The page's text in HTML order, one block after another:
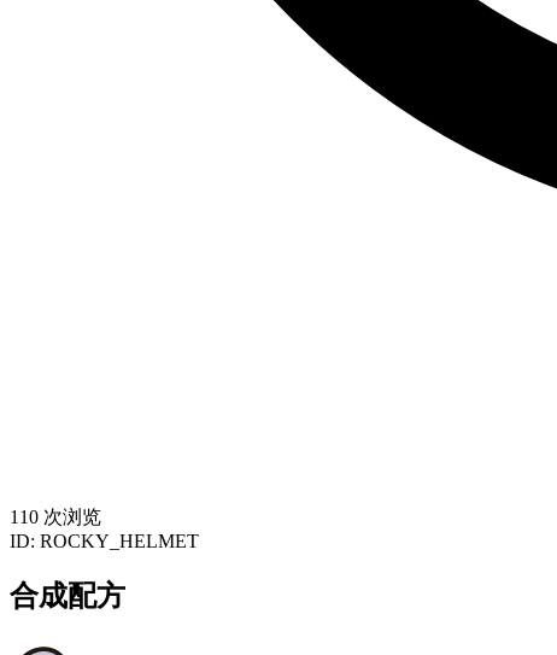
110 次浏览
ID: ROCKY_HELMET
合成配方